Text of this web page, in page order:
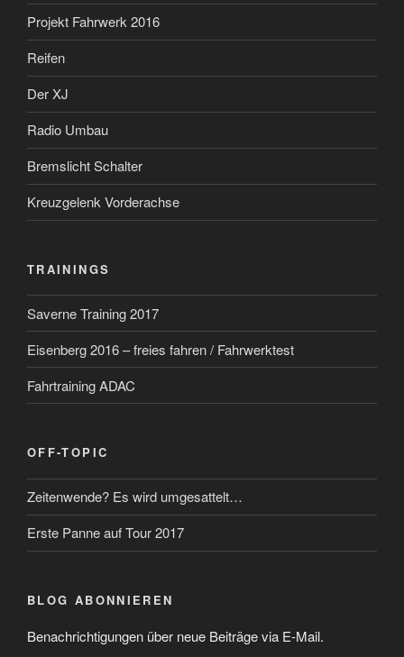
Projekt Fahrwerk 2016
Reifen
Der XJ
Radio Umbau
Bremslicht Schalter
Kreuzgelenk Vorderachse
TRAININGS
Saverne Training 2017
Eisenberg 2016 – freies fahren / Fahrwerktest
Fahrtraining ADAC
OFF-TOPIC
Zeitenwende? Es wird umgesattelt…
Erste Panne auf Tour 2017
BLOG ABONNIEREN
Benachrichtigungen über neue Beiträge via E-Mail.